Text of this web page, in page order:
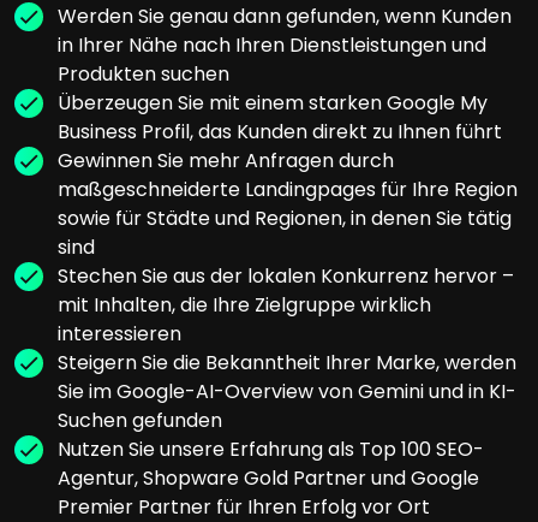
Werden Sie genau dann gefunden, wenn Kunden
in Ihrer Nähe nach Ihren Dienstleistungen und
Produkten suchen
Überzeugen Sie mit einem starken Google My
Business Profil, das Kunden direkt zu Ihnen führt
Gewinnen Sie mehr Anfragen durch
maßgeschneiderte Landingpages für Ihre Region
sowie für Städte und Regionen, in denen Sie tätig
sind
Stechen Sie aus der lokalen Konkurrenz hervor –
mit Inhalten, die Ihre Zielgruppe wirklich
interessieren
Steigern Sie die Bekanntheit Ihrer Marke, werden
Sie im Google-AI-Overview von Gemini und in KI-
Suchen gefunden
Nutzen Sie unsere Erfahrung als Top 100 SEO-
Agentur, Shopware Gold Partner und Google
Premier Partner für Ihren Erfolg vor Ort